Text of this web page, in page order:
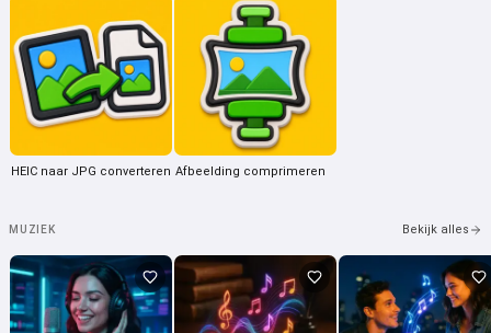
HEIC naar JPG converteren Afbeelding comprimeren
MUZIEK Bekijk alles